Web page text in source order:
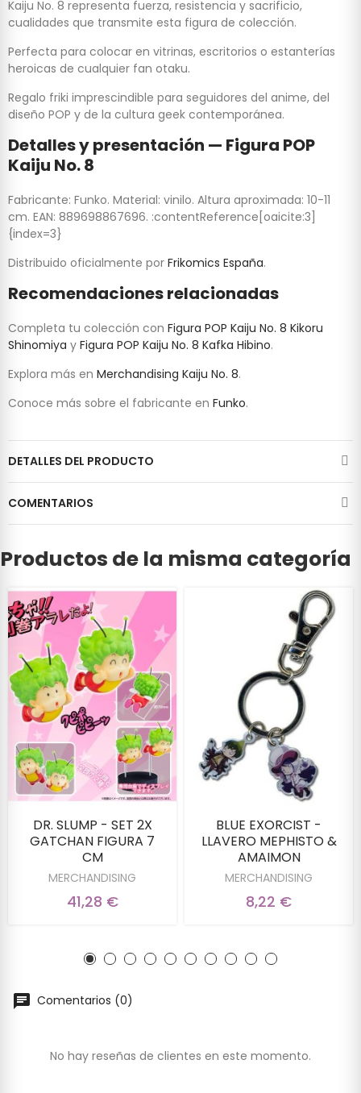
Kaiju No. 8 representa fuerza, resistencia y sacrificio,
cualidades que transmite esta figura de colección.
Perfecta para colocar en vitrinas, escritorios o estanterías
heroicas de cualquier fan otaku.
Regalo friki imprescindible para seguidores del anime, del
diseño POP y de la cultura geek contemporánea.
Detalles y presentación — Figura POP
Kaiju No. 8
Fabricante: Funko. Material: vinilo. Altura aproximada: 10-11
cm. EAN: 889698867696. :contentReference[oaicite:3]
{index=3}
Distribuido oficialmente por Frikomics España.
Recomendaciones relacionadas
Completa tu colección con Figura POP Kaiju No. 8 Kikoru
Shinomiya y Figura POP Kaiju No. 8 Kafka Hibino.
Explora más en Merchandising Kaiju No. 8.
Conoce más sobre el fabricante en Funko.
DETALLES DEL PRODUCTO
COMENTARIOS
Productos de la misma categoría
DR. SLUMP - SET 2X
GATCHAN FIGURA 7
CM
MERCHANDISING
41,28 €
BLUE EXORCIST -
LLAVERO MEPHISTO &
AMAIMON
MERCHANDISING
8,22 €
Comentarios (0)
No hay reseñas de clientes en este momento.